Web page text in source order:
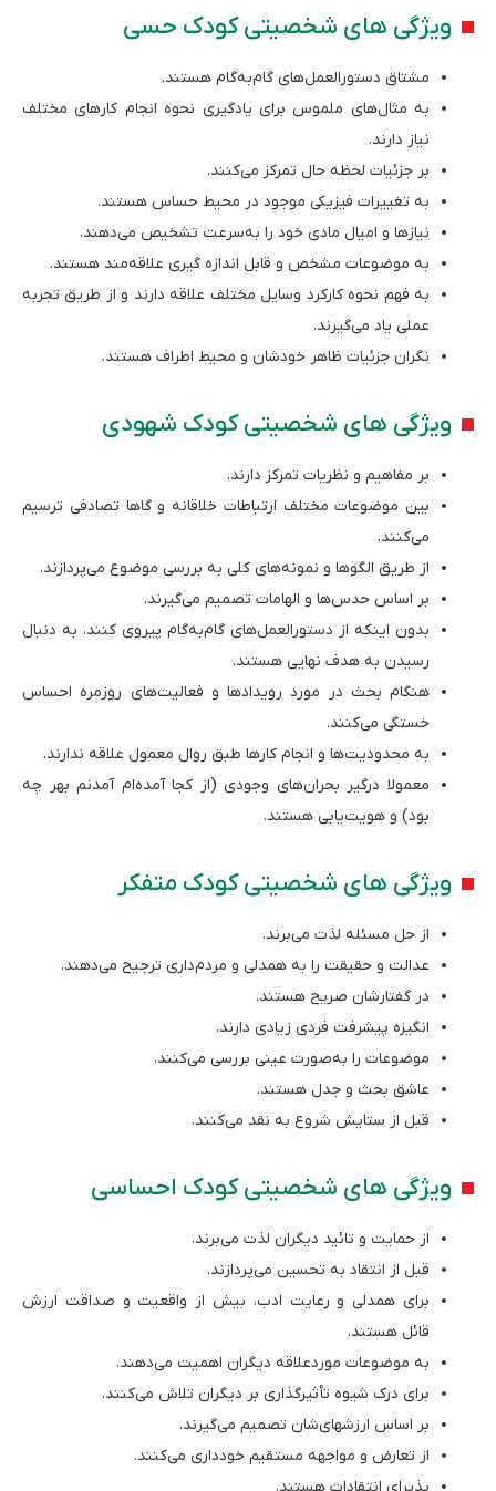
ویژگی­ های شخصیتی کودک حسی
مشتاق دستورالعمل‌های گام‌­به­‌گام هستند.
به مثال‌های ملموس برای یادگیری نحوه انجام کارهای مختلف
نیاز دارند.
بر جزئیات لحظه حال تمرکز می‌کنند.
به تغییرات فیزیکی موجود در محیط حساس هستند.
نیازها و امیال مادی خود را به‌سرعت تشخیص می‌دهند.
به موضوعات مشخص و قابل اندازه گیری علاقه‌مند هستند.
به فهم نحوه کارکرد وسایل مختلف علاقه دارند و از طریق تجربه
عملی یاد می‌گیرند.
نگران جزئیات ظاهر خودشان و محیط اطراف هستند.
ویژگی‌ های شخصیتی کودک شهودی
بر مفاهیم و نظریات تمرکز دارند.
بین موضوعات مختلف ارتباطات خلاقانه و گاها تصادفی ترسیم
می‌کنند.
از طریق الگوها و نمونه‌های کلی به بررسی موضوع می‌پردازند.
بر اساس حدس‌ها و الهامات تصمیم می‌گیرند.
بدون اینکه از دستورالعمل‌های گام­‌به­‌گام پیروی کنند، به دنبال
رسیدن به هدف نهایی هستند.
هنگام بحث در مورد رویدادها و فعالیت‌های روزمره احساس
خستگی می‌کنند.
به محدودیت‌ها و انجام کارها طبق روال معمول علاقه ندارند.
معمولا درگیر بحران‌های وجودی (از کجا آمده‌ام آمدنم بهر چه
بود) و هویت‌­یابی هستند.
ویژگی‌ های شخصیتی کودک متفکر
از حل مسئله لذت می‌برند.
عدالت و حقیقت را به همدلی و مردم­‌داری ترجیح می‌دهند.
در گفتارشان صریح هستند.
انگیزه پیشرفت فردی زیادی دارند.
موضوعات را به‌صورت عینی بررسی می‌کنند.
عاشق بحث و جدل هستند.
قبل از ستایش شروع به نقد می‌کنند.
ویژگی ‌های شخصیتی کودک احساسی
از حمایت و تائید دیگران لذت می‌برند.
قبل از انتقاد به تحسین می‌پردازند.
برای همدلی و رعایت ادب، بیش از واقعیت و صداقت ارزش
قائل هستند.
به موضوعات موردعلاقه دیگران اهمیت می‌دهند.
برای درک شیوه تأثیرگذاری بر دیگران تلاش می‌کنند.
بر اساس ارزش­های­‌شان تصمیم می‌گیرند.
از تعارض و مواجهه مستقیم خودداری می‌کنند.